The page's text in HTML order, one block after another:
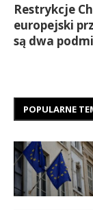
Restrykcje
europejski
są dwa
POPULARNE